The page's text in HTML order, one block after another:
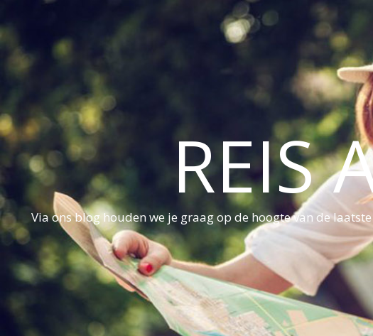
REIS
Via ons blog houden we je graag op de hoogte van de